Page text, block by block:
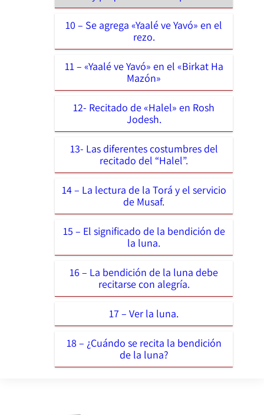
10 – Se agrega «Yaalé ve Yavó» en el
rezo.
11 – «Yaalé ve Yavó» en el «Birkat Ha
Mazón»
12- Recitado de «Halel» en Rosh
Jodesh.
13- Las diferentes costumbres del
recitado del “Halel”.
14 – La lectura de la Torá y el servicio
de Musaf.
15 – El significado de la bendición de
la luna.
16 – La bendición de la luna debe
recitarse con alegría.
17 – Ver la luna.
18 – ¿Cuándo se recita la bendición
de la luna?